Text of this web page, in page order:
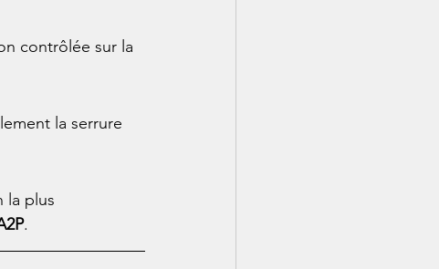
contrôlée sur la
la serrure
la plus
.